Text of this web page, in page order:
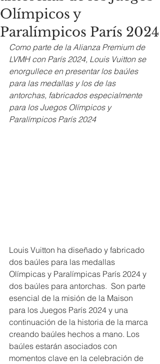
Olímpicos y
Paralímpicos París 2024
Como parte de la Alianza Premium de
LVMH con París 2024, Louis Vuitton se
enorgullece en presentar los baúles
para las medallas y los de las
antorchas, fabricados especialmente
para los Juegos Olímpicos y
Paralímpicos París 2024
Louis Vuitton ha diseñado y fabricado
dos baúles para las medallas
Olímpicas y Paralímpicas París 2024 y
dos baúles para antorchas.  Son parte
esencial de la misión de la Maison
para los Juegos París 2024 y una
continuación de la historia de la marca
creando baúles hechos a mano. Los
baúles estarán asociados con
momentos clave en la celebración de